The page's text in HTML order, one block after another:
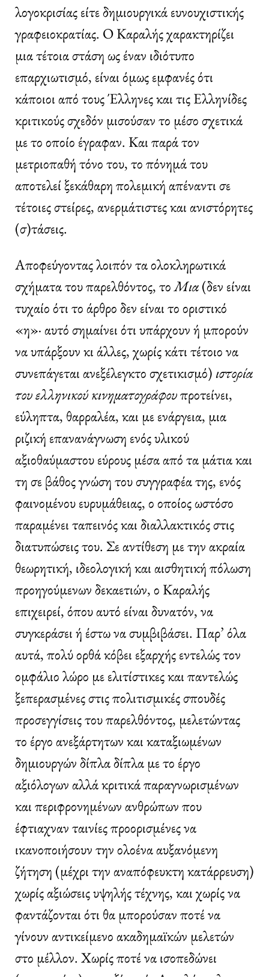
λογοκρισίας είτε δημιουργικά ευνουχιστικής
γραφειοκρατίας. Ο Καραλής χαρακτηρίζει
μια τέτοια στάση ως έναν ιδιότυπο
επαρχιωτισμό, είναι όμως εμφανές ότι
κάποιοι από τους Έλληνες και τις Ελληνίδες
κριτικούς σχεδόν μισούσαν το μέσο σχετικά
με το οποίο έγραφαν. Και παρά τον
μετριοπαθή τόνο του, το πόνημά του
αποτελεί ξεκάθαρη πολεμική απέναντι σε
τέτοιες στείρες, ανερμάτιστες και ανιστόρητες
(σ)τάσεις.
Αποφεύγοντας λοιπόν τα ολοκληρωτικά
σχήματα του παρελθόντος, τοΜια(δεν είναι
τυχαίο ότι το άρθρο δεν είναι το οριστικό
«η»· αυτό σημαίνει ότι υπάρχουν ή μπορούν
να υπάρξουν κι άλλες, χωρίς κάτι τέτοιο να
συνεπάγεται ανεξέλεγκτο σχετικισμό)ιστορία
του ελληνικού κινηματογράφουπροτείνει,
εύληπτα, θαρραλέα, και με ενάργεια, μια
ριζική επανανάγνωση ενός υλικού
αξιοθαύμαστου εύρους μέσα από τα μάτια και
τη σε βάθος γνώση του συγγραφέα της, ενός
φαινομένου ευρυμάθειας, ο οποίος ωστόσο
παραμένει ταπεινός και διαλλακτικός στις
διατυπώσεις του. Σε αντίθεση με την ακραία
θεωρητική, ιδεολογική και αισθητική πόλωση
προηγούμενων δεκαετιών, ο Καραλής
επιχειρεί, όπου αυτό είναι δυνατόν, να
συγκεράσει ή έστω να συμβιβάσει. Παρ’ όλα
αυτά, πολύ ορθά κόβει εξαρχής εντελώς τον
ομφάλιο λώρο με ελιτίστικες και παντελώς
ξεπερασμένες στις πολιτισμικές σπουδές
προσεγγίσεις του παρελθόντος, μελετώντας
το έργο ανεξάρτητων και καταξιωμένων
δημιουργών δίπλα δίπλα με το έργο
αξιόλογων αλλά κριτικά παραγνωρισμένων
και περιφρονημένων ανθρώπων που
έφτιαχναν ταινίες προορισμένες να
ικανοποιήσουν την ολοένα αυξανόμενη
ζήτηση (μέχρι την αναπόφευκτη κατάρρευση)
χωρίς αξιώσεις υψηλής τέχνης, και χωρίς να
φαντάζονται ότι θα μπορούσαν ποτέ να
γίνουν αντικείμενο ακαδημαϊκών μελετών
στο μέλλον. Χωρίς ποτέ να ισοπεδώνει